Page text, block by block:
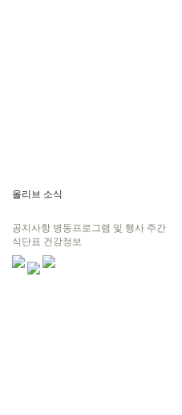
올리브 소식
공지사항 병동프로그램 및 행사 주간
식단표 건강정보